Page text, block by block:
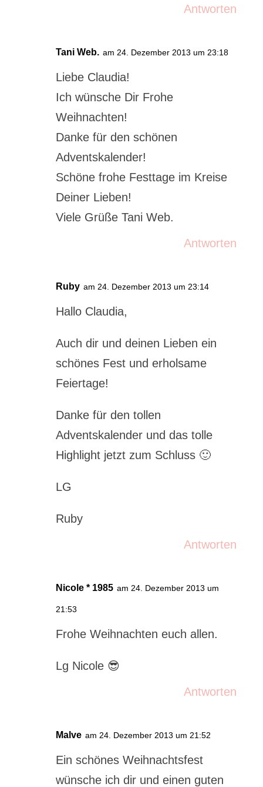
Antworten
Tani Web. am 24. Dezember 2013 um 23:18
Liebe Claudia!
Ich wünsche Dir Frohe
Weihnachten!
Danke für den schönen
Adventskalender!
Schöne frohe Festtage im Kreise
Deiner Lieben!
Viele Grüße Tani Web.
Antworten
Ruby am 24. Dezember 2013 um 23:14
Hallo Claudia,
Auch dir und deinen Lieben ein
schönes Fest und erholsame
Feiertage!
Danke für den tollen
Adventskalender und das tolle
Highlight jetzt zum Schluss 🙂
LG
Ruby
Antworten
Nicole * 1985 am 24. Dezember 2013 um
21:53
Frohe Weihnachten euch allen.
Lg Nicole 😎
Antworten
Malve am 24. Dezember 2013 um 21:52
Ein schönes Weihnachtsfest
wünsche ich dir und einen guten